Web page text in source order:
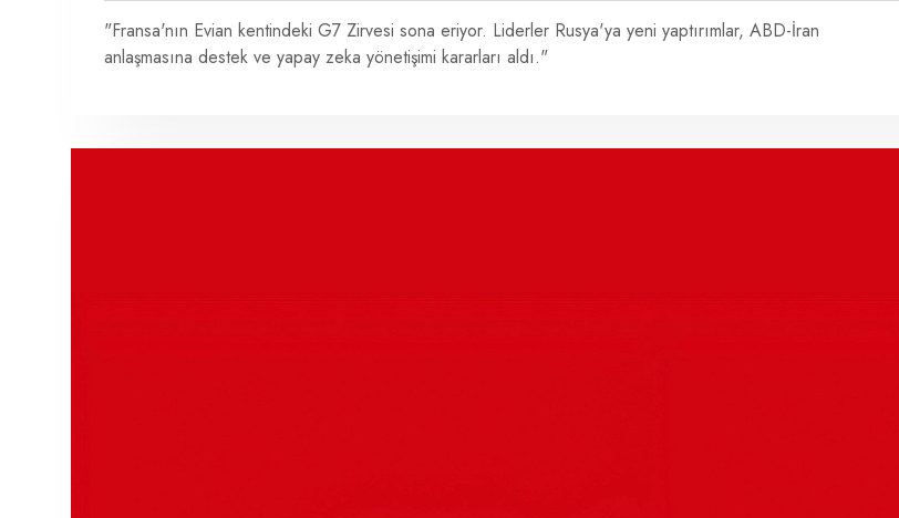
"Fransa'nın Evian kentindeki G7 Zirvesi sona eriyor. Liderler Rusya'ya yeni yaptırımlar, ABD-İran
anlaşmasına destek ve yapay zeka yönetişimi kararları aldı."